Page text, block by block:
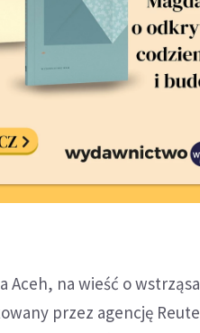
Aceh, na wieść o
przez agencję